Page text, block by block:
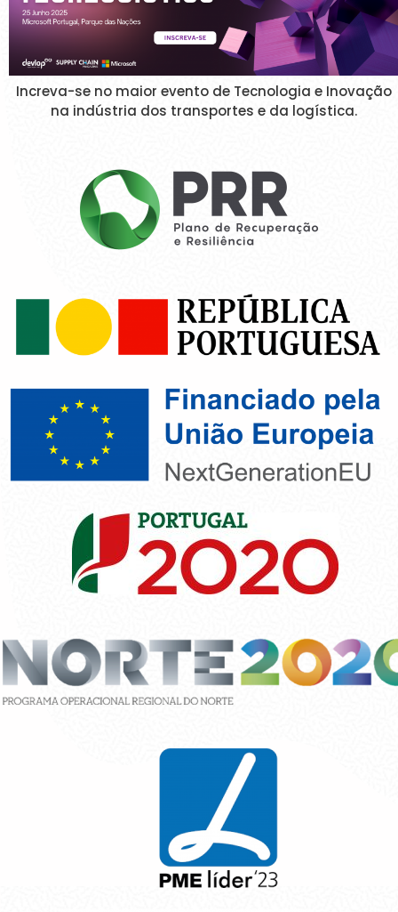
Increva-se no maior evento de Tecnologia e Inovação
na indústria dos transportes e da logística.